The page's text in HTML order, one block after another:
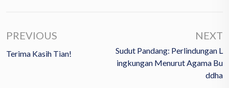
PREVIOUS
Terima Kasih Tian!
NEXT
Sudut Pandang: Perlindungan L
Ingkungan Menurut Agama Bu
Ddha